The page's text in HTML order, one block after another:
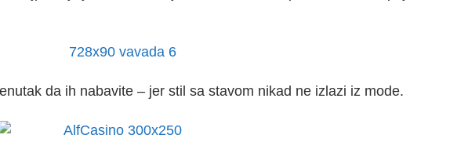
da ih nabavite – jer stil sa stavom nikad ne izlazi iz mode.